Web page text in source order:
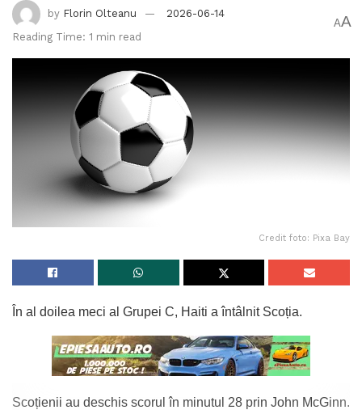
by Florin Olteanu
2026-06-14
Reading Time: 1 min read
AA
Credit foto: Pixa Bay
În al doilea meci al Grupei C, Haiti a întâlnit Scoția.
Scoțienii au deschis scorul în minutul 28 prin John McGinn.